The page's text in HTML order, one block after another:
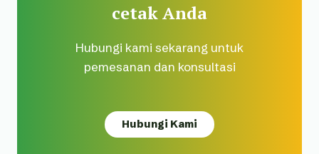
cetak Anda
Hubungi kami sekarang untuk
pemesanan dan konsultasi
Hubungi Kami